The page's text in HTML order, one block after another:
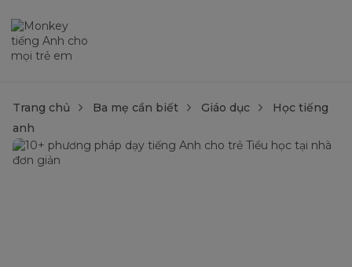
Trang chủ Ba mẹ cần biết Giáo dục
Học tiếng
anh